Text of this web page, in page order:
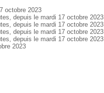
octobre 2023
depuis le mardi 17 octobre 2023
depuis le mardi 17 octobre 2023
depuis le mardi 17 octobre 2023
depuis le mardi 17 octobre 2023
2023